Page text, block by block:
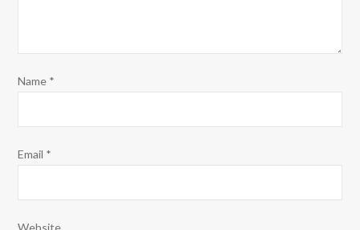
Name *
Email *
Website